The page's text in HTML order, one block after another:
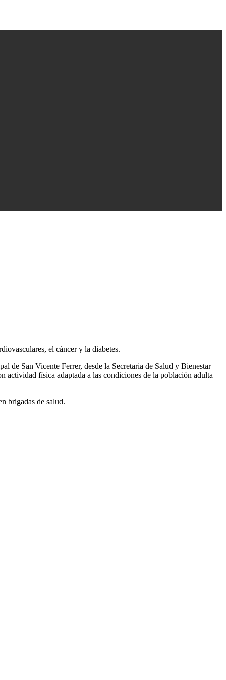
el cáncer y la diabetes.
de San Vicente Ferrer, desde la Secretaria de Salud y Bienestar
física adaptada a las condiciones de la población adulta
brigadas de salud.